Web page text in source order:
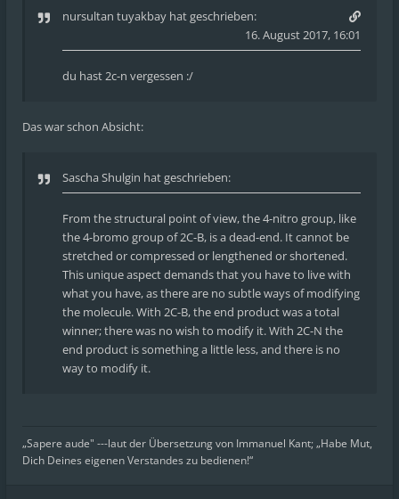
nursultan tuyakbay hat geschrieben:
16. August 2017, 16:01
du hast 2c-n vergessen :/
Das war schon Absicht:
Sascha Shulgin hat geschrieben:
From the structural point of view, the 4-nitro group, like
the 4-bromo group of 2C-B, is a dead-end. It cannot be
stretched or compressed or lengthened or shortened.
This unique aspect demands that you have to live with
what you have, as there are no subtle ways of modifying
the molecule. With 2C-B, the end product was a total
winner; there was no wish to modify it. With 2C-N the
end product is something a little less, and there is no
way to modify it.
„Sapere aude" ---laut der Übersetzung von Immanuel Kant; „Habe Mut,
Dich Deines eigenen Verstandes zu bedienen!“